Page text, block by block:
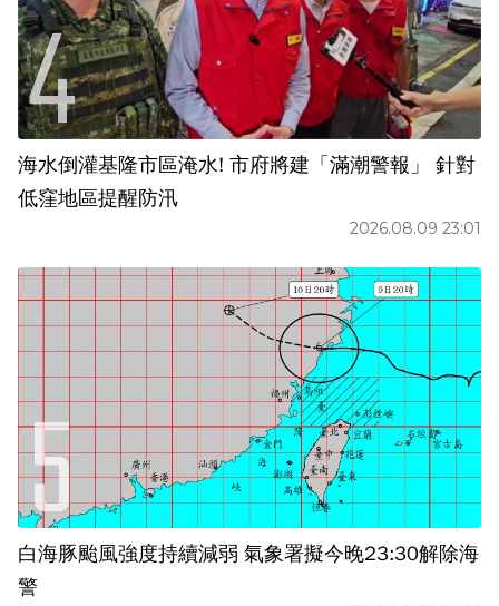
海水倒灌基隆市區淹水! 市府將建「滿潮警報」 針對
低窪地區提醒防汛
2026.08.09 23:01
白海豚颱風強度持續減弱 氣象署擬今晚23:30解除海
警